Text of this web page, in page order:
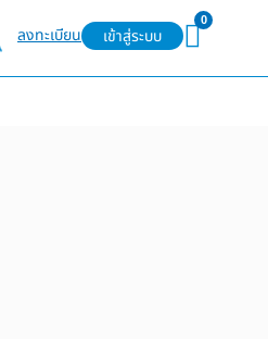
ลงทะเบียน เข้าสู่ระบบ
0